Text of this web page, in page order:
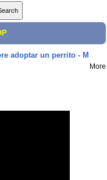
adoptar un perrito - M
More